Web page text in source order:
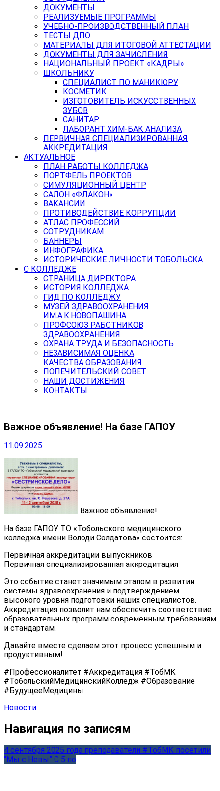
ДОКУМЕНТЫ
РЕАЛИЗУЕМЫЕ ПРОГРАММЫ
УЧЕБНО-ПРОИЗВОДСТВЕННЫЙ ПЛАН
ТЕСТЫ ДПО
МАТЕРИАЛЫ ДЛЯ ИТОГОВОЙ АТТЕСТАЦИИ
ДОКУМЕНТЫ ДЛЯ ЗАЧИСЛЕНИЯ
НАЦИОНАЛЬНЫЙ ПРОЕКТ «КАДРЫ»
ШКОЛЬНИКУ
СПЕЦИАЛИСТ ПО МАНИКЮРУ
КОСМЕТИК
ИЗГОТОВИТЕЛЬ ИСКУССТВЕННЫХ
ЗУБОВ
САНИТАР
ЛАБОРАНТ ХИМ-БАК АНАЛИЗА
ПЕРВИЧНАЯ СПЕЦИАЛИЗИРОВАННАЯ
АККРЕДИТАЦИЯ
АКТУАЛЬНОЕ
ПЛАН РАБОТЫ КОЛЛЕДЖА
ПОРТФЕЛЬ ПРОЕКТОВ
СИМУЛЯЦИОННЫЙ ЦЕНТР
САЛОН «ФЛАКОН»
ВАКАНСИИ
ПРОТИВОДЕЙСТВИЕ КОРРУПЦИИ
АТЛАС ПРОФЕССИЙ
СОТРУДНИКАМ
БАННЕРЫ
ИНФОГРАФИКА
ИСТОРИЧЕСКИЕ ЛИЧНОСТИ ТОБОЛЬСКА
О КОЛЛЕДЖЕ
СТРАНИЦА ДИРЕКТОРА
ИСТОРИЯ КОЛЛЕДЖА
ГИД ПО КОЛЛЕДЖУ
МУЗЕЙ ЗДРАВООХРАНЕНИЯ
ИМ.А.К.НОВОПАШИНА
ПРОФСОЮЗ РАБОТНИКОВ
ЗДРАВООХРАНЕНИЯ
ОХРАНА ТРУДА И БЕЗОПАСНОСТЬ
НЕЗАВИСИМАЯ ОЦЕНКА
КАЧЕСТВА ОБРАЗОВАНИЯ
ПОПЕЧИТЕЛЬСКИЙ СОВЕТ
НАШИ ДОСТИЖЕНИЯ
КОНТАКТЫ
Важное объявление! На базе ГАПОУ
11.09.2025
Важное объявление!
На базе ГАПОУ ТО «Тобольского медицинского
колледжа имени Володи Солдатова» состоится:
️Первичная аккредитации выпускников
️Первичная специализированная аккредитация
Это событие станет значимым этапом в развитии
системы здравоохранения и подтверждением
высокого уровня подготовки наших специалистов.
Аккредитация позволит нам обеспечить соответствие
образовательных программ современным требованиям
и стандартам.
Давайте вместе сделаем этот процесс успешным и
продуктивным!
#Профессионалитет #Аккредитация #ТобМК
#ТобольскийМедицинскийКолледж #Образование
#БудущееМедицины
Новости
Навигация по записям
4 сентября 2025 года преподаватели #ТобМК посетили
“Мы с Невы” С 5 по